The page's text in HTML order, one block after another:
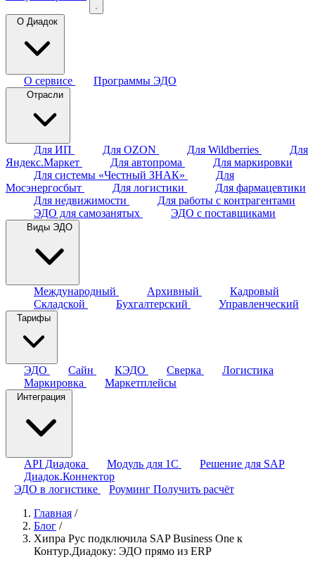
О Диадок
О сервисе Программы ЭДО
Отрасли
Для ИП Для OZON Для Wildberries
Для
Яндекс.Маркет
Для автопрома
Для маркировки
Для системы «Честный ЗНАК»
Для
Мосэнергосбыт
Для логистики
Для фармацевтики
Для недвижимости
Для работы с контрагентами
ЭДО для самозанятых
ЭДО с поставщиками
Виды ЭДО
Международный Архивный
Кадровый
Складской
Бухгалтерский Управленческий
Тарифы
ЭДО Сайн КЭДО Сверка
Логистика
Маркировка
Маркетплейсы
Интеграция
API Диадока Модуль для 1С
Решение для SAP
Диадок.Коннектор
ЭДО в логистике
Роуминг Получить расчёт
Главная /
Блог /
Хипра Рус подключила SAP Business One к
Контур.Диадоку: ЭДО прямо из ERP